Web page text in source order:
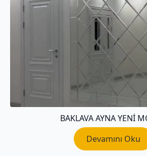
BAKLAVA AYNA YENI
Devamını Oku